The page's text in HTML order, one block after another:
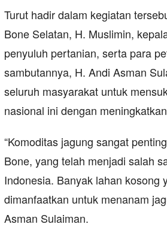
Turut hadir dalam kegiatan
Bone Selatan, H. Muslimin,
penyuluh pertanian, serta para
sambutannya, H. Andi Asman
seluruh masyarakat untuk
nasional ini dengan
“Komoditas jagung sangat
Bone, yang telah menjadi salah
Indonesia. Banyak lahan kosong
dimanfaatkan untuk menanam
Asman Sulaiman.